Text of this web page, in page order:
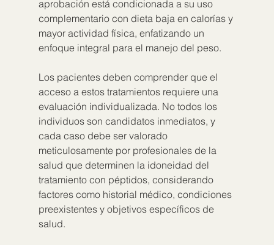
aprobación está condicionada a su uso
complementario con dieta baja en calorías y
mayor actividad física, enfatizando un
enfoque integral para el manejo del peso.
Los pacientes deben comprender que el
acceso a estos tratamientos requiere una
evaluación individualizada. No todos los
individuos son candidatos inmediatos, y
cada caso debe ser valorado
meticulosamente por profesionales de la
salud que determinen la idoneidad del
tratamiento con péptidos, considerando
factores como historial médico, condiciones
preexistentes y objetivos específicos de
salud.